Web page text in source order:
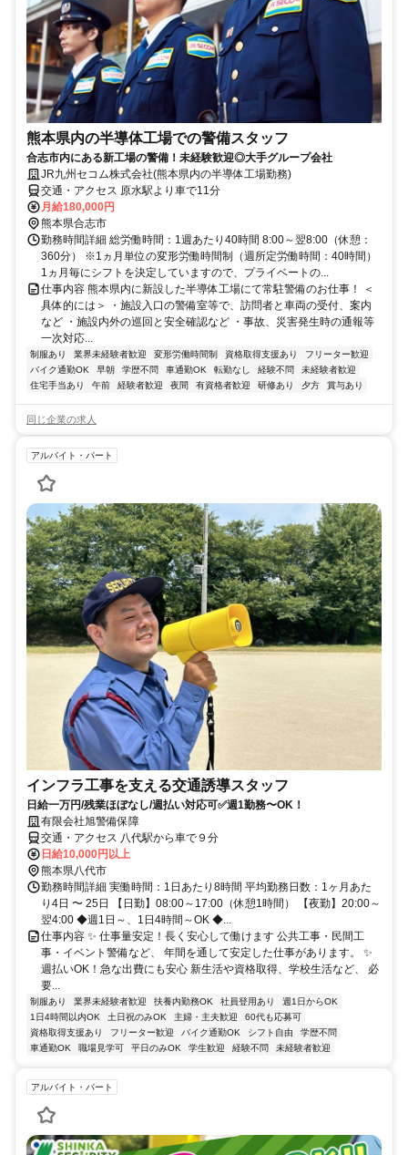
熊本県内の半導体工場での警備スタッフ
合志市内にある新工場の警備！未経験歓迎◎大手グループ会社
JR九州セコム株式会社(熊本県内の半導体工場勤務)
交通・アクセス 原水駅より車で11分
月給180,000円
熊本県合志市
勤務時間詳細 総労働時間：1週あたり40時間 8:00～翌8:00（休憩：
360分） ※1ヵ月単位の変形労働時間制（週所定労働時間：40時間）
1ヵ月毎にシフトを決定していますので、プライベートの...
仕事内容 熊本県内に新設した半導体工場にて常駐警備のお仕事！ ＜
具体的には＞ ・施設入口の警備室等で、訪問者と車両の受付、案内
など ・施設内外の巡回と安全確認など ・事故、災害発生時の通報等
一次対応...
制服あり 業界未経験者歓迎 変形労働時間制 資格取得支援あり
フリーター歓迎
バイク通勤OK
早朝 学歴不問 車通勤OK 転勤なし 経験不問
未経験者歓迎
住宅手当あり
午前 経験者歓迎 夜間 有資格者歓迎 研修あり 夕方 賞与あり
同じ企業の求人
アルバイト・パート
インフラ工事を支える交通誘導スタッフ
日給一万円/残業ほぼなし/週払い対応可✅週1勤務〜OK！
有限会社旭警備保障
交通・アクセス 八代駅から車で９分
日給10,000円以上
熊本県八代市
勤務時間詳細 実働時間：1日あたり8時間 平均勤務日数：1ヶ月あた
り4日 〜 25日 【日勤】08:00～17:00（休憩1時間） 【夜勤】20:00～
翌4:00 ◆週1日～、1日4時間～OK ◆...
仕事内容 ✨ 仕事量安定！長く安心して働けます 公共工事・民間工
事・イベント警備など、 年間を通して安定した仕事があります。 ✨
週払いOK！急な出費にも安心 新生活や資格取得、学校生活など、 必
要...
制服あり 業界未経験者歓迎 扶養内勤務OK 社員登用あり
週1日からOK
1日4時間以内OK
土日祝のみOK 主婦・主夫歓迎
60代も応募可
資格取得支援あり
フリーター歓迎 バイク通勤OK シフト自由
学歴不問
車通勤OK
職場見学可 平日のみOK 学生歓迎 経験不問 未経験者歓迎
アルバイト・パート